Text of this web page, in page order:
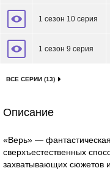
1 сезон 10 серия
1 сезон 9 серия
ВСЕ СЕРИИ (13)
Описание
«Верь» —
сверхъестественных
захватывающих сюжетов